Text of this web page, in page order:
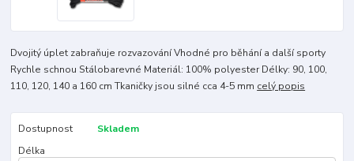
Dvojitý úplet zabraňuje rozvazování Vhodné pro běhání a další sporty
Rychle schnou Stálobarevné Materiál: 100% polyester Délky: 90, 100,
110, 120, 140 a 160 cm Tkaničky jsou silné cca 4-5 mm celý popis
Dostupnost
Skladem
Délka